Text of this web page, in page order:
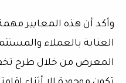
وأكد أن هذه المعايير مهمة
العناية بالعملاء
المعرض من خلال طرح